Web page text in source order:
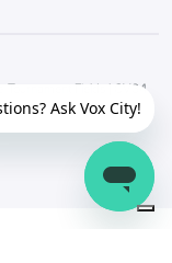
Tournament Fields | CV34